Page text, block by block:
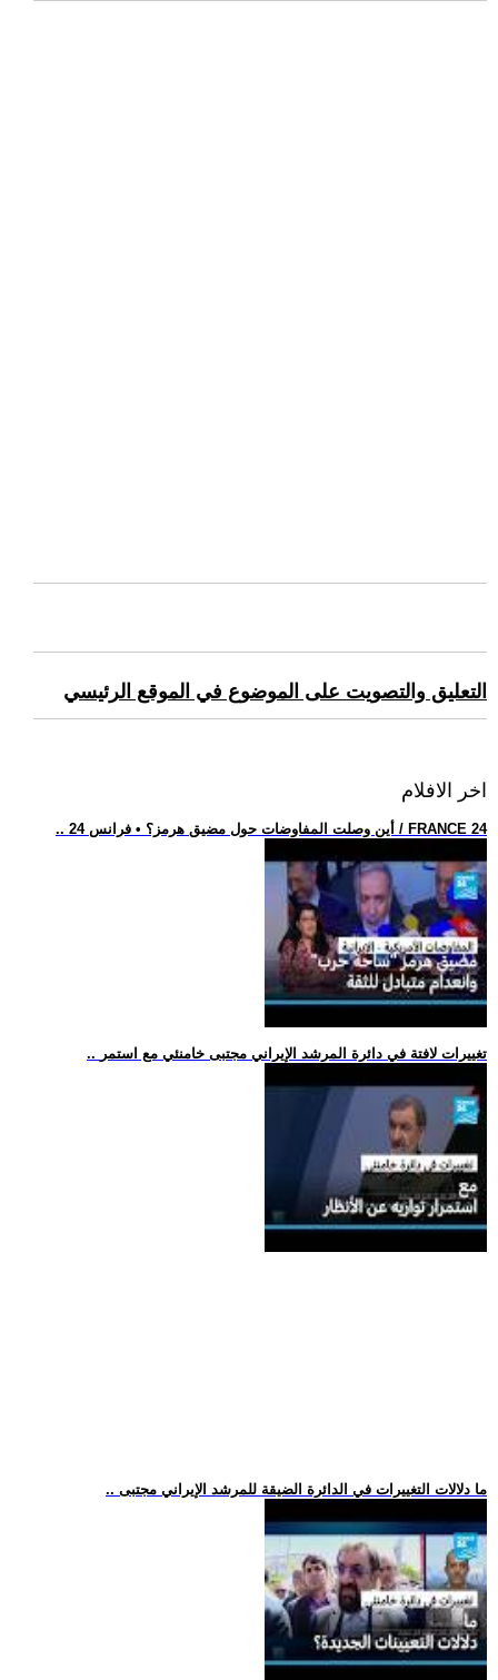
التعليق والتصويت على الموضوع في الموقع الرئيسي
اخر الافلام
.. أين وصلت المفاوضات حول مضيق هرمز؟ • فرانس 24 / FRANCE 24
.. تغييرات لافتة في دائرة المرشد الإيراني مجتبى خامنئي مع استمر
.. ما دلالات التغييرات في الدائرة الضيقة للمرشد الإيراني مجتبى